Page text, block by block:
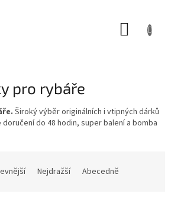
pro rybáře
Široký výběr originálních i vtipných dárků
do 48 hodin, super balení a bomba
Nejdražší Abecedně